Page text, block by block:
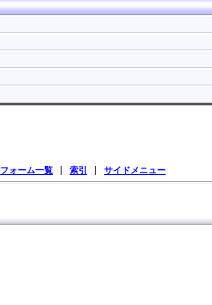
フォーム一覧 索引 サイドメニュー